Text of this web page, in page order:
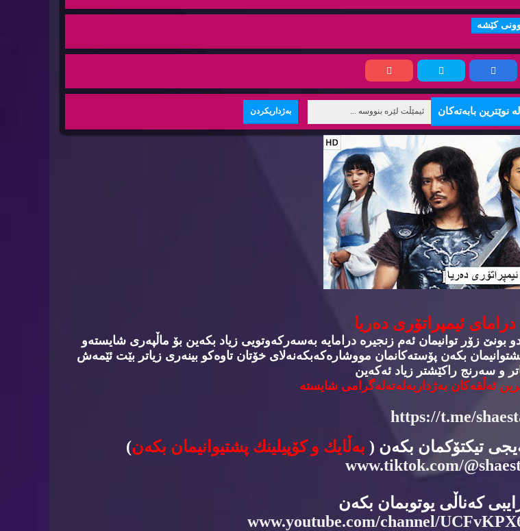
كێشه‌
نوێترین بابه‌ته‌كان
ئیمپراتۆری ده‌ریا
زۆر توانیمان ئه‌م زنجیره‌ درامایه‌ به‌سه‌ركه‌وتویی زیاد بكه‌ین بۆ ماڵپه‌ری شایسته‌و
بكه‌ن پۆسته‌كانمان مووشاره‌كه‌بكه‌نه‌لای خۆتان تاوه‌كو بینه‌ری زیاتر بێت ئێمه‌ش
و سه‌رنج راكێشتر زیاد ئه‌كه‌ین
ئه‌ڵقه‌كان به‌ژداربه‌له‌ته‌له‌گرامی شایسته‌
https://t.me/
تیكتۆكمان بكه‌ن ( به‌ڵایك و كۆپیلینك پشتیوانیمان بكه‌ن)
www.tiktok.com/
كه‌ناڵی یوتوبمان بكه‌ن
www.youtube.com/channel/